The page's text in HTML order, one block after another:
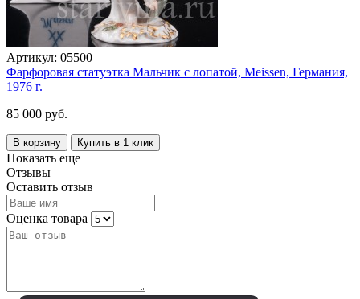
Артикул: 05500
Фарфоровая статуэтка Мальчик с лопатой, Meissen, Германия,
1976 г.
85 000 руб.
В корзину Купить в 1 клик
Показать еще
Отзывы
Оставить отзыв
Оценка товара